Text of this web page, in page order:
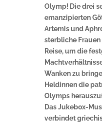
Olymp! Die drei
emanzipierten
Artemis und
sterbliche
Reise, um die
Wanken zu
Heldinnen die
Olymps
Das Jukebox-
verbindet